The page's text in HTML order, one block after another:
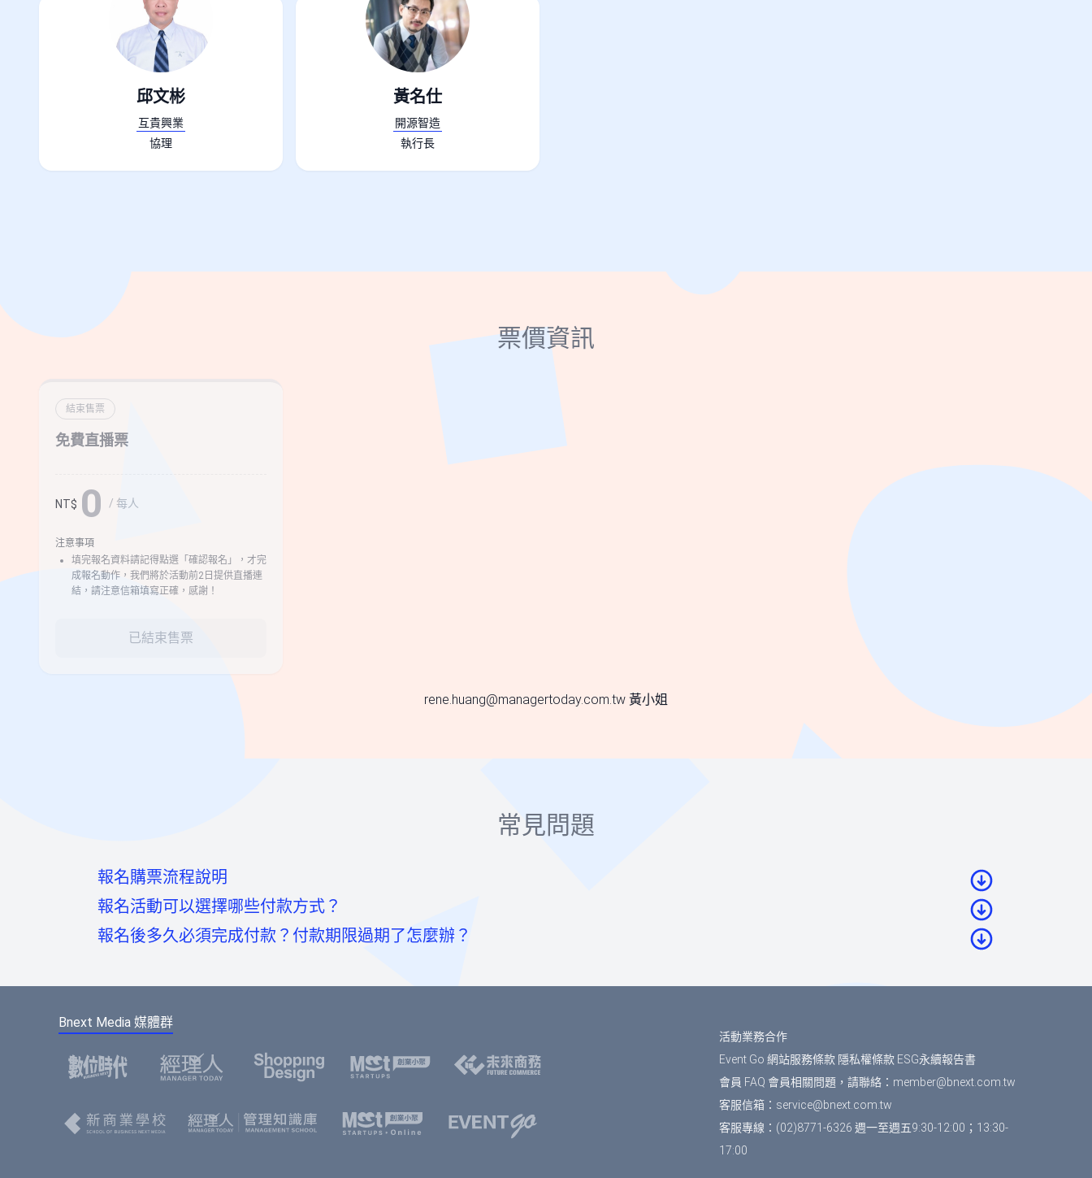
邱文彬
互貴興業
協理
黃名仕
開源智造
執行長
票價資訊
結束售票
免費直播票
NT$ 0 / 每人
注意事項
填完報名資料請記得點選「確認報名」，才完
成報名動作，我們將於活動前2日提供直播連
結，請注意信箱填寫正確，感謝！
已結束售票
rene.huang@managertoday.com.tw 黃小姐
常見問題
報名購票流程說明
至活動頁面點選「我要報名」按鈕後，至票券資訊頁點選「請先登入」按鈕。
點選下方的註冊按鈕，即可註冊會員帳號。）
選擇您欲報名的票種及張數後，點選「確認」按鈕。
請填寫或確認您的會員資料，此資料將可帶入報名表單中，加速您的報名流程。
填寫報名表單，若為多人報名，您可選擇是否填寫每個人的資料，或只填寫一位代表人資料。若點選「帶入會員資料」按鈕，將可帶入剛剛填寫
的會員資料，節省您填寫表單的時間。填寫表單完成後，點選「確認」按鈕。
： 前往訂單預覽頁，確認訂單資訊無誤之後，按下「確認」即完成報名。
報名活動可以選擇哪些付款方式？
虛擬帳號：提供一組國泰世華信義分行帳號，可ATM/線上轉帳、臨櫃匯款，部分銀行將向您收取手續費。如匯款金額與訂單金額不符，將無法付
報名後多久必須完成付款？付款期限過期了怎麼辦？
Bnext Media 媒體群
活動業務合作
Event Go 網站服務條款 隱私權條款 ESG永續報告書
會員 FAQ 會員相關問題，請聯絡： member@bnext.com.tw
客服信箱： service@bnext.com.tw
客服專線：(02)8771-6326 週一至週五9:30-12:00；13:30-
17:00